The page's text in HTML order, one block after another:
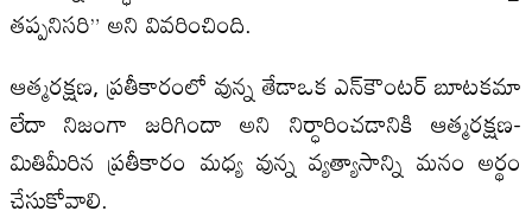
తప్పనిసరి” అని వివరించింది.
ఆత్మరక్షణ, ప్రతీకారంలో వున్న తేడాఒక ఎన్‌కౌంటర్‌ బూటకమా
లేదా నిజంగా జరిగిందా అని నిర్ధారించడానికి ఆత్మరక్షణ-
మితిమీరిన ప్రతీకారం మధ్య వున్న వ్యత్యాసాన్ని మనం అర్థం
చేసుకోవాలి.